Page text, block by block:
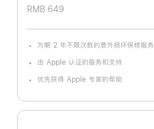
RMB 649
为期 2 年不限次数的意外损坏保修服务
注
由 Apple 认证的服务和支持
优先获得 Apple 专家的帮助